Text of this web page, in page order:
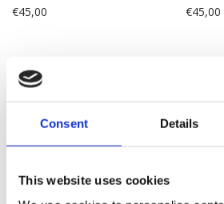
Consent Details
This website uses cookies
€45,00 €45,00
Gouden oorbellen: jouw
statement
hebben. En gouden oorbellen horen